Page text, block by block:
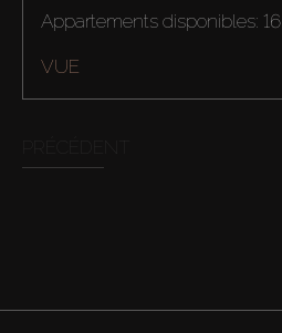
Appartements disponibles: 16
VUE